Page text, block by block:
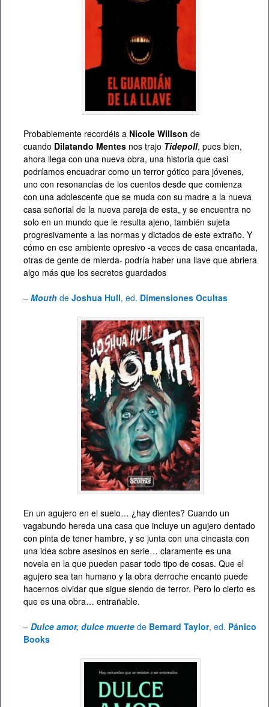
Probablemente recordéis a Nicole Willson de
cuando Dilatando Mentes nos trajo Tidepoll, pues bien,
ahora llega con una nueva obra, una historia que casi
podríamos encuadrar como un terror gótico para jóvenes,
uno con resonancias de los cuentos desde que comienza
con una adolescente que se muda con su madre a la nueva
casa señorial de la nueva pareja de esta, y se encuentra no
solo en un mundo que le resulta ajeno, también sujeta
progresivamente a las normas y dictados de este extraño. Y
cómo en ese ambiente opresivo -a veces de casa encantada,
otras de gente de mierda- podría haber una llave que abriera
algo más que los secretos guardados
– Mouth de Joshua Hull, ed. Dimensiones Ocultas
En un agujero en el suelo… ¿hay dientes? Cuando un
vagabundo hereda una casa que incluye un agujero dentado
con pinta de tener hambre, y se junta con una cineasta con
una idea sobre asesinos en serie… claramente es una
novela en la que pueden pasar todo tipo de cosas. Que el
agujero sea tan humano y la obra derroche encanto puede
hacernos olvidar que sigue siendo de terror. Pero lo cierto es
que es una obra… entrañable.
– Dulce amor, dulce muerte de Bernard Taylor, ed. Pánico
Books